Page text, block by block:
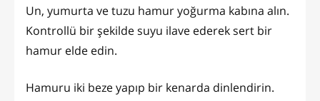
Un, yumurta ve tuzu hamur yoğurma kabına alın.
Kontrollü bir şekilde suyu ilave ederek sert bir
hamur elde edin.
Hamuru iki beze yapıp bir kenarda dinlendirin.